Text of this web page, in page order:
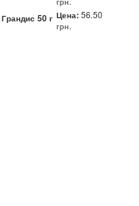
50 г Цена: 56.50
грн.